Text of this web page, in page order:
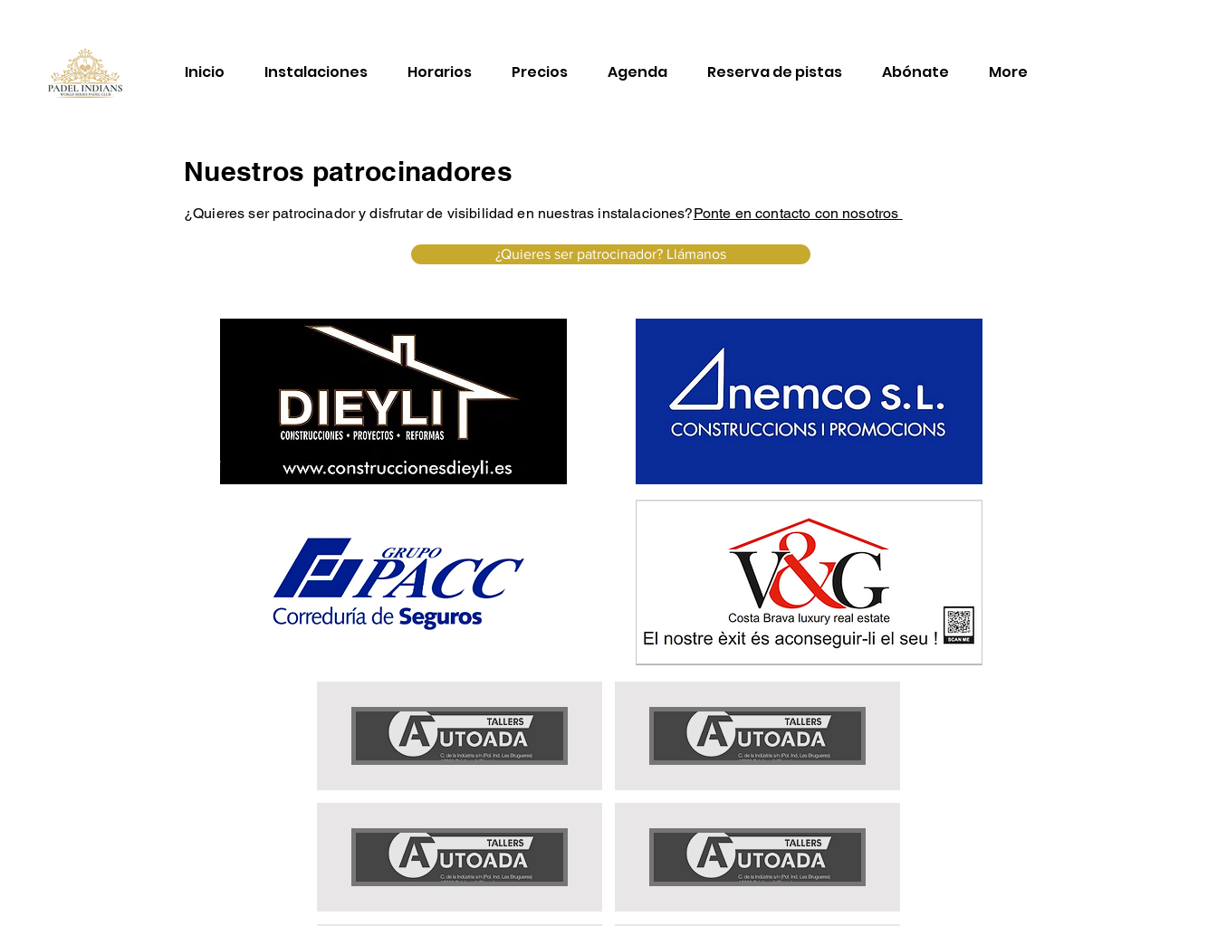
Inicio Instalaciones Horarios Precios Agenda Reserva de pistas Abónate More
Nuestros patrocinadores
¿Quieres ser patrocinador y disfrutar de visibilidad en nuestras instalaciones?Ponte en contacto con nosotros
¿Quieres ser patrocinador? Llámanos